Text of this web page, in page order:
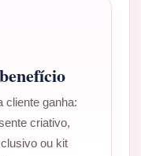
cliente ganha:
criativo,
ou kit